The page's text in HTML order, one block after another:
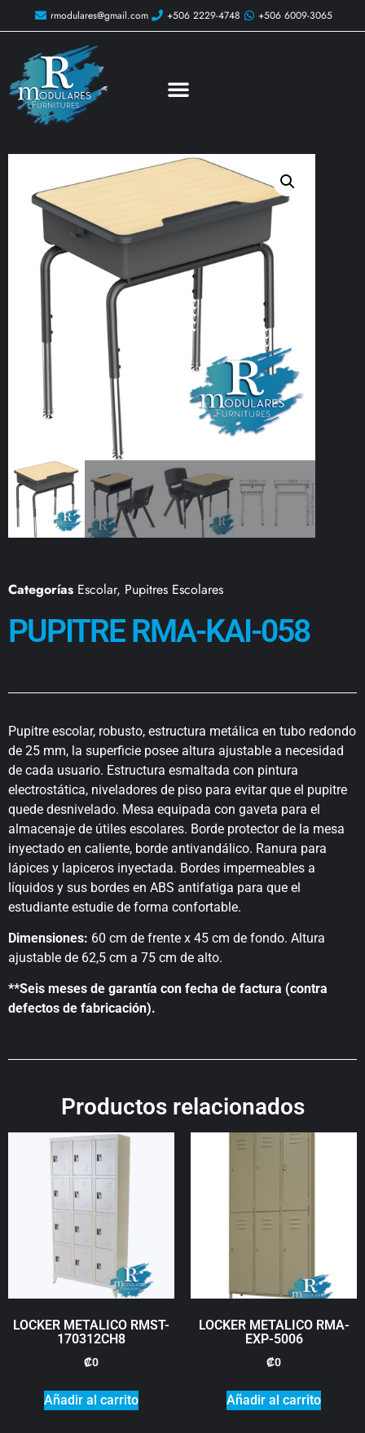
rmodulares@gmail.com +506 2229-4748 +506 6009-3065
Categorías Escolar, Pupitres Escolares
PUPITRE RMA-KAI-058
Pupitre escolar, robusto, estructura metálica en tubo redondo
de 25 mm, la superficie posee altura ajustable a necesidad
de cada usuario. Estructura esmaltada con pintura
electrostática, niveladores de piso para evitar que el pupitre
quede desnivelado. Mesa equipada con gaveta para el
almacenaje de útiles escolares. Borde protector de la mesa
inyectado en caliente, borde antivandálico. Ranura para
lápices y lapiceros inyectada. Bordes impermeables a
líquidos y sus bordes en ABS antifatiga para que el
estudiante estudie de forma confortable.
Dimensiones: 60 cm de frente x 45 cm de fondo. Altura
ajustable de 62,5 cm a 75 cm de alto.
**Seis meses de garantía con fecha de factura (contra
defectos de fabricación).
Productos relacionados
LOCKER METALICO RMST-
170312CH8
₡0
Añadir al carrito
LOCKER METALICO RMA-
EXP-5006
₡0
Añadir al carrito